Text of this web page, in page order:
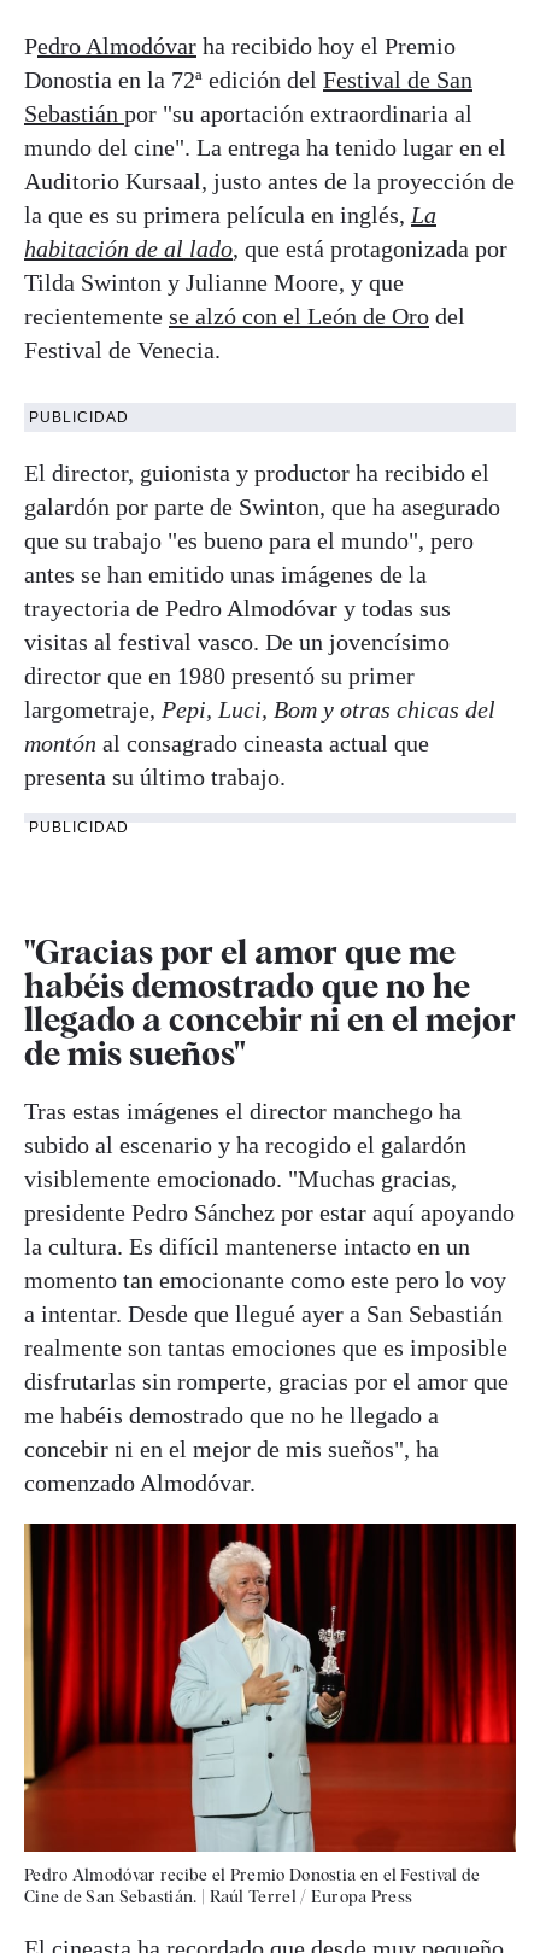
Pedro Almodóvar ha recibido hoy el Premio
Donostia en la 72ª edición del Festival de San
Sebastián por "su aportación extraordinaria al
mundo del cine". La entrega ha tenido lugar en el
Auditorio Kursaal, justo antes de la proyección de
la que es su primera película en inglés, La
habitación de al lado, que está protagonizada por
Tilda Swinton y Julianne Moore, y que
recientemente se alzó con el León de Oro del
Festival de Venecia.
PUBLICIDAD
El director, guionista y productor ha recibido el
galardón por parte de Swinton, que ha asegurado
que su trabajo "es bueno para el mundo", pero
antes se han emitido unas imágenes de la
trayectoria de Pedro Almodóvar y todas sus
visitas al festival vasco. De un jovencísimo
director que en 1980 presentó su primer
largometraje, Pepi, Luci, Bom y otras chicas del
montón al consagrado cineasta actual que
presenta su último trabajo.
PUBLICIDAD
"Gracias por el amor que me
habéis demostrado que no he
llegado a concebir ni en el mejor
de mis sueños"
Tras estas imágenes el director manchego ha
subido al escenario y ha recogido el galardón
visiblemente emocionado. "Muchas gracias,
presidente Pedro Sánchez por estar aquí apoyando
la cultura. Es difícil mantenerse intacto en un
momento tan emocionante como este pero lo voy
a intentar. Desde que llegué ayer a San Sebastián
realmente son tantas emociones que es imposible
disfrutarlas sin romperte, gracias por el amor que
me habéis demostrado que no he llegado a
concebir ni en el mejor de mis sueños", ha
comenzado Almodóvar.
Pedro Almodóvar recibe el Premio Donostia en el Festival de
Cine de San Sebastián. | Raúl Terrel / Europa Press
El cineasta ha recordado que desde muy pequeño